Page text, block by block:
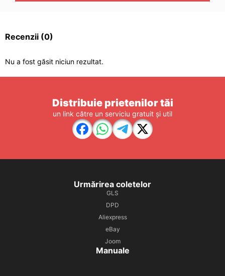
Recenzii (0)
Nu a fost găsit niciun rezultat.
Distribuie prietenilor tăi
un link către un serviciu gratuit și util
Urmărirea coletelor
GLS
DPD
Aliexpress
eBay
Joom
Manuale